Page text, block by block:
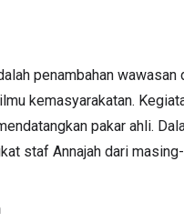
penambahan
kemasyarakatan.
pakar ahli.
staf Annajah dari